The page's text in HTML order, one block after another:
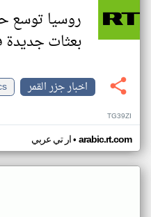
روسيا توسع
بعثات جديدة في 4 دول
اخبار جزر القمر
TG39ZI
ار تي عربي• arabic.rt.com